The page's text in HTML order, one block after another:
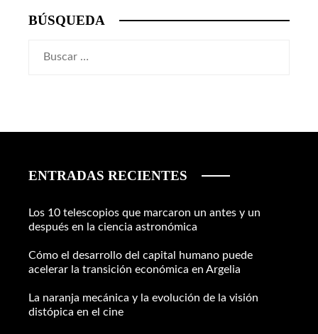
BÚSQUEDA
ENTRADAS RECIENTES
Los 10 telescopios que marcaron un antes y un
después en la ciencia astronómica
Cómo el desarrollo del capital humano puede
acelerar la transición económica en Argelia
La naranja mecánica y la evolución de la visión
distópica en el cine